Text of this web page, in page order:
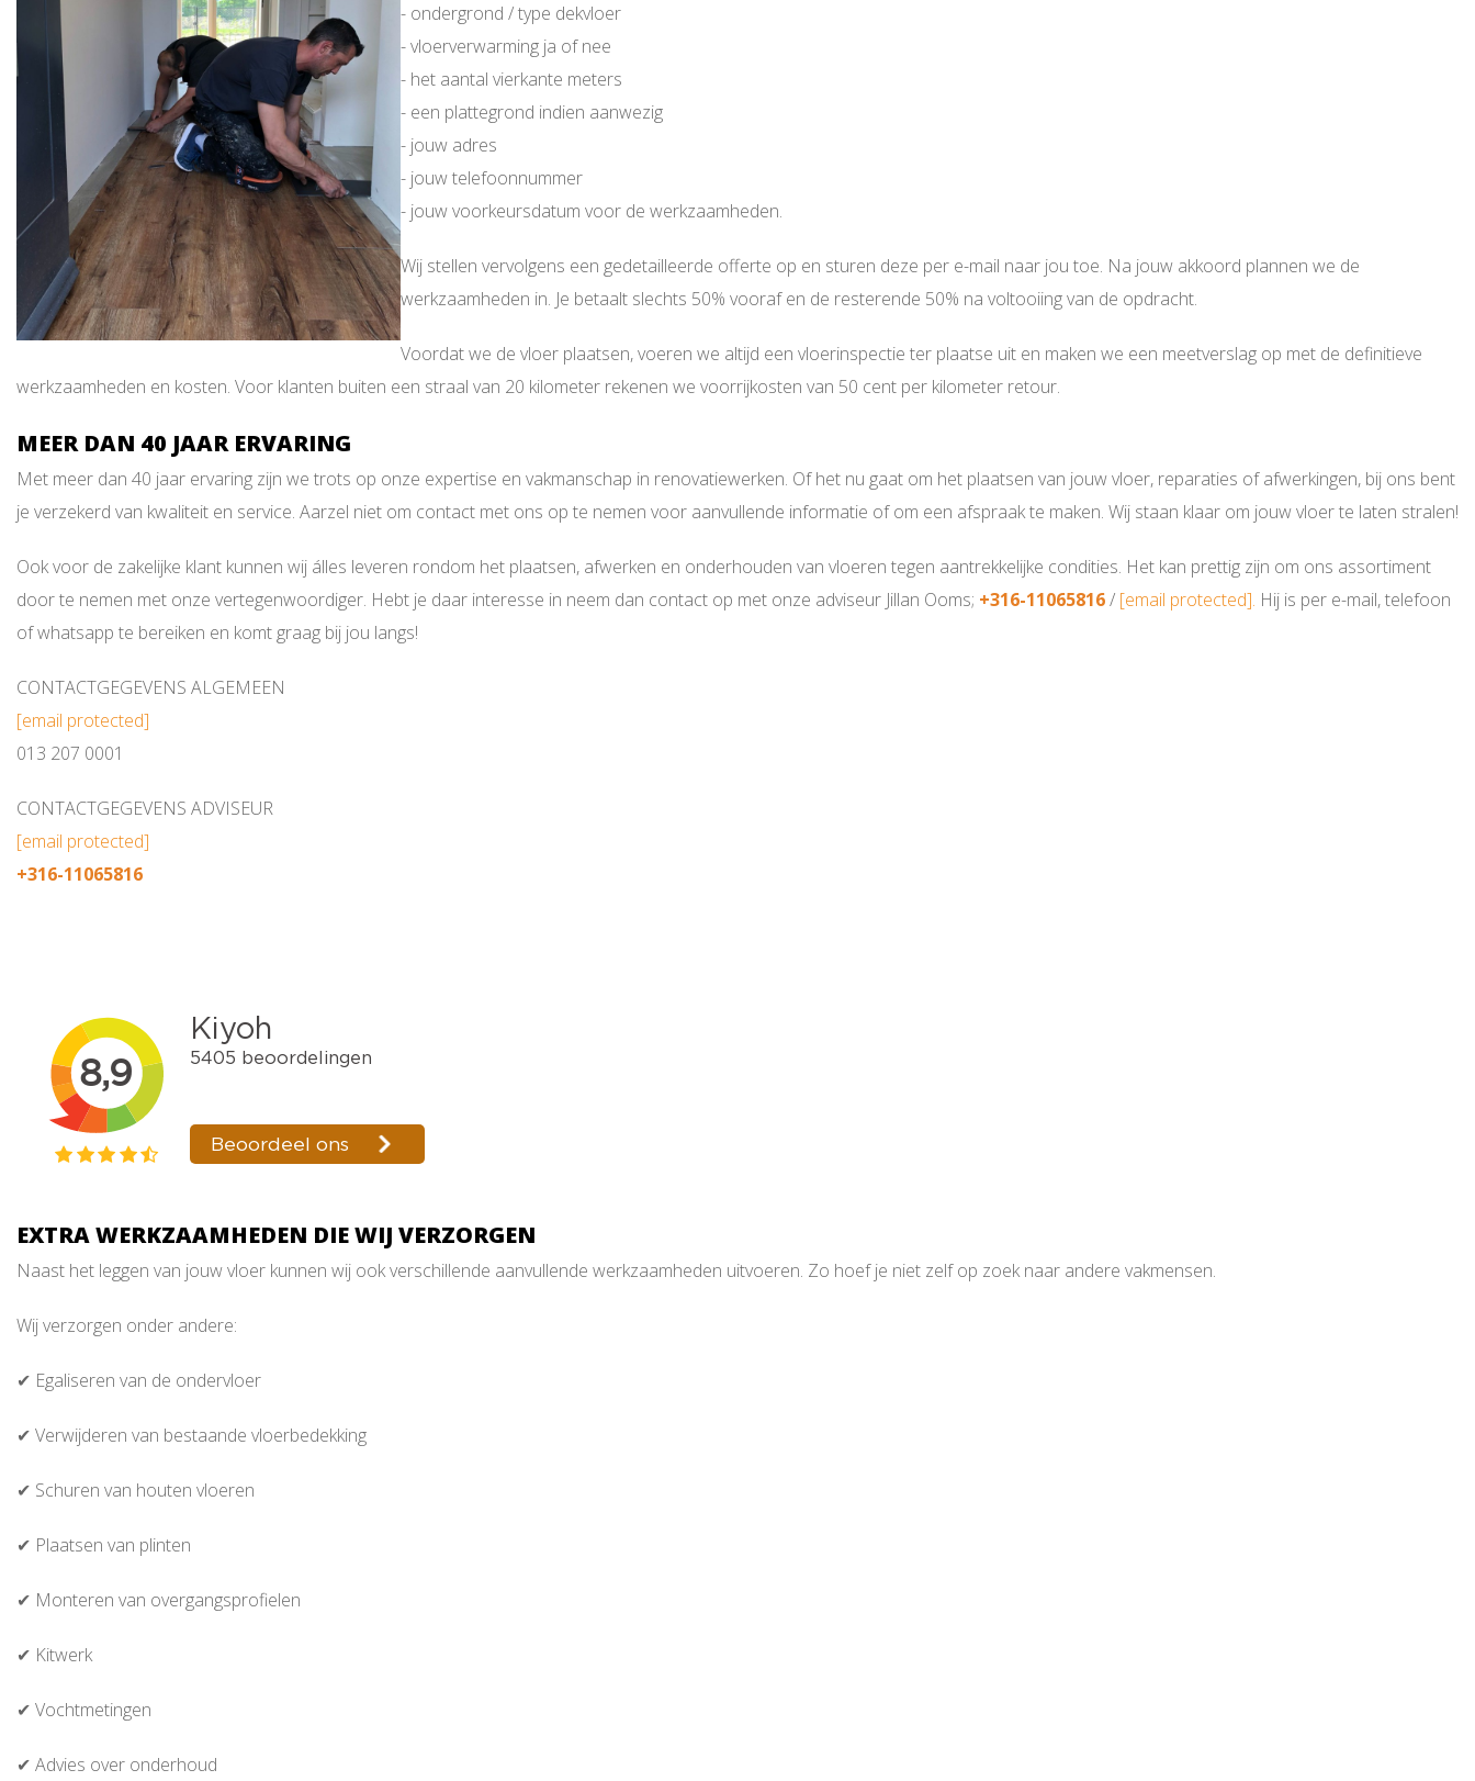
- ondergrond / type dekvloer
- vloerverwarming ja of nee
- het aantal vierkante meters
- een plattegrond indien aanwezig
- jouw adres
- jouw telefoonnummer
- jouw voorkeursdatum voor de werkzaamheden.
Wij stellen vervolgens een gedetailleerde offerte op en sturen deze per e-mail naar jou toe. Na jouw akkoord plannen we de
werkzaamheden in. Je betaalt slechts 50% vooraf en de resterende 50% na voltooiing van de opdracht.
Voordat we de vloer plaatsen, voeren we altijd een vloerinspectie ter plaatse uit en maken we een meetverslag op met de definitieve
werkzaamheden en kosten. Voor klanten buiten een straal van 20 kilometer rekenen we voorrijkosten van 50 cent per kilometer retour.
MEER DAN 40 JAAR ERVARING
Met meer dan 40 jaar ervaring zijn we trots op onze expertise en vakmanschap in renovatiewerken. Of het nu gaat om het plaatsen van jouw vloer, reparaties of afwerkingen, bij ons bent
je verzekerd van kwaliteit en service. Aarzel niet om contact met ons op te nemen voor aanvullende informatie of om een afspraak te maken. Wij staan klaar om jouw vloer te laten stralen!
Ook voor de zakelijke klant kunnen wij álles leveren rondom het plaatsen, afwerken en onderhouden van vloeren tegen aantrekkelijke condities. Het kan prettig zijn om ons assortiment
door te nemen met onze vertegenwoordiger. Hebt je daar interesse in neem dan contact op met onze adviseur Jillan Ooms; +316-11065816/ [email protected]. Hij is per e-mail, telefoon
of whatsapp te bereiken en komt graag bij jou langs!
CONTACTGEGEVENS ALGEMEEN
[email protected]
013 207 0001
CONTACTGEGEVENS ADVISEUR
[email protected]
+316-11065816
EXTRA WERKZAAMHEDEN DIE WIJ VERZORGEN
Naast het leggen van jouw vloer kunnen wij ook verschillende aanvullende werkzaamheden uitvoeren. Zo hoef je niet zelf op zoek naar andere vakmensen.
Wij verzorgen onder andere:
✔ Egaliseren van de ondervloer
✔ Verwijderen van bestaande vloerbedekking
✔ Schuren van houten vloeren
✔ Plaatsen van plinten
✔ Monteren van overgangsprofielen
✔ Kitwerk
✔ Vochtmetingen
✔ Advies over onderhoud